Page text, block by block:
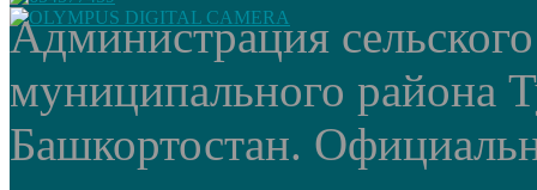
Администрация
муниципального района
Башкортостан.